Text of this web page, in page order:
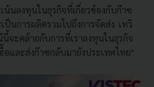
น้นลงทุนในธุรกิจที่เกี่ยวข้องกับก๊าซ
ป็นการผลิตรวมไปถึงการจัดส่ง เทวิ
จะคล้ายกับการที่เราลงทุนในธุรกิจ
อและส่งก๊าซกลับมายังประเทศไทย"